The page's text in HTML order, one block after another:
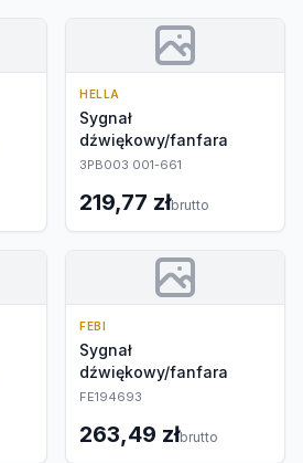
HELLA
Sygnał
dźwiękowy/fanfara
3PB003 001-661
219,77 złbrutto
FEBI
Sygnał
dźwiękowy/fanfara
FE194693
263,49 złbrutto